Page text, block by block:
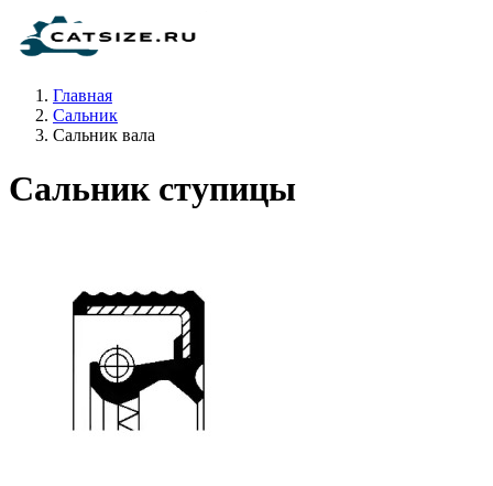
Главная
Сальник
Сальник вала
Сальник ступицы